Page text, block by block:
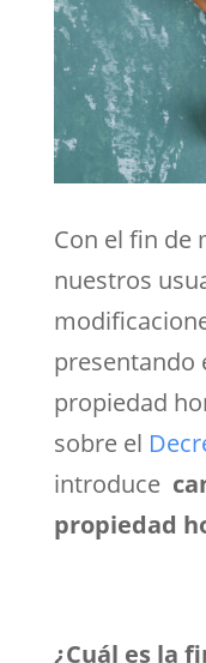
Con el fin de
nuestros
presentando
propiedad
sobre el
introduce
propiedad
¿Cuál es la